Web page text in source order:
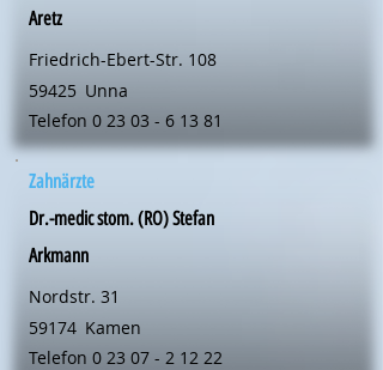
Aretz
Friedrich-Ebert-Str. 108
59425 Unna
Telefon 0 23 03 - 6 13 81
Zahnärzte
Dr.-medic stom. (RO) Stefan
Arkmann
Nordstr. 31
59174 Kamen
Telefon 0 23 07 - 2 12 22